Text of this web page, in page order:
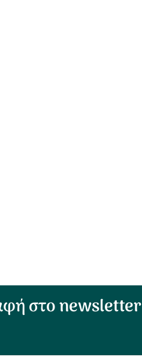
στο newsletter